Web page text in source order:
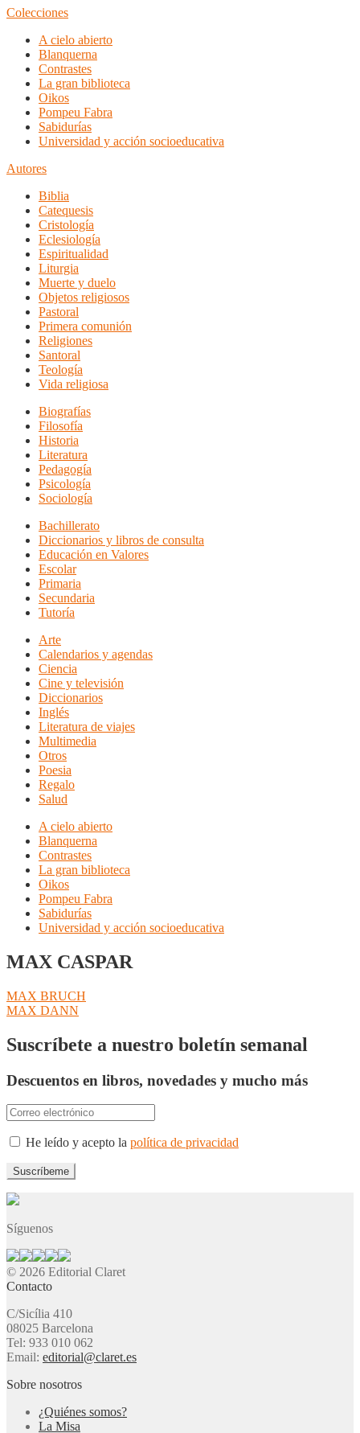
Colecciones
A cielo abierto
Blanquerna
Contrastes
La gran biblioteca
Oikos
Pompeu Fabra
Sabidurías
Universidad y acción socioeducativa
Autores
Biblia
Catequesis
Cristología
Eclesiología
Espiritualidad
Liturgia
Muerte y duelo
Objetos religiosos
Pastoral
Primera comunión
Religiones
Santoral
Teología
Vida religiosa
Biografías
Filosofía
Historia
Literatura
Pedagogía
Psicología
Sociología
Bachillerato
Diccionarios y libros de consulta
Educación en Valores
Escolar
Primaria
Secundaria
Tutoría
Arte
Calendarios y agendas
Ciencia
Cine y televisión
Diccionarios
Inglés
Literatura de viajes
Multimedia
Otros
Poesia
Regalo
Salud
A cielo abierto
Blanquerna
Contrastes
La gran biblioteca
Oikos
Pompeu Fabra
Sabidurías
Universidad y acción socioeducativa
MAX CASPAR
Navegación
de
entradas
Anterior:
MAX BRUCH
Siguiente:
MAX DANN
Suscríbete a nuestro boletín semanal
Descuentos en libros, novedades y mucho más
He leído y acepto la política de privacidad
Síguenos
© 2026 Editorial Claret
Contacto
C/Sicília 410
08025 Barcelona
Tel: 933 010 062
Email: editorial@claret.es
Sobre nosotros
¿Quiénes somos?
La Misa